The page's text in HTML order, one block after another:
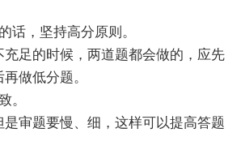
话，坚持高分原则。
充足的时候，两道题都会做的，应先
做低分题。
。
审题要慢、细，这样可以提高答题